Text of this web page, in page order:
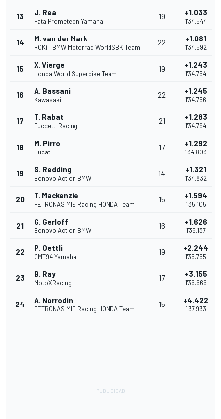
13 J. Rea
Pata Prometeon Yamaha
19 +1.033
1'34.544
14 M. van der Mark
ROKiT BMW Motorrad WorldSBK Team
22 +1.081
1'34.592
15 X. Vierge
Honda World Superbike Team
19 +1.243
1'34.754
16 A. Bassani
Kawasaki
22 +1.245
1'34.756
17 T. Rabat
Puccetti Racing
21 +1.283
1'34.794
18 M. Pirro
Ducati
17 +1.292
1'34.803
19 S. Redding
Bonovo Action BMW
14 +1.321
1'34.832
20 T. Mackenzie
PETRONAS MIE Racing HONDA Team
15 +1.594
1'35.105
21 G. Gerloff
Bonovo Action BMW
16 +1.626
1'35.137
22 P. Oettli
GMT94 Yamaha
19 +2.244
1'35.755
23 B. Ray
MotoXRacing
17 +3.155
1'36.666
24 A. Norrodin
PETRONAS MIE Racing HONDA Team
15 +4.422
1'37.933